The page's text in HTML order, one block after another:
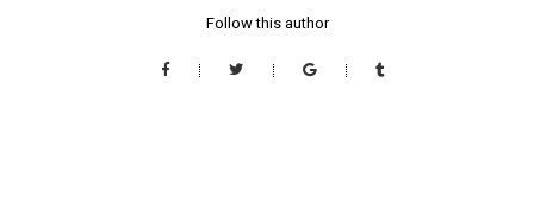
Follow this author